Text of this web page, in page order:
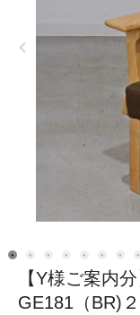
【Y様ご案内
GE181（BR)